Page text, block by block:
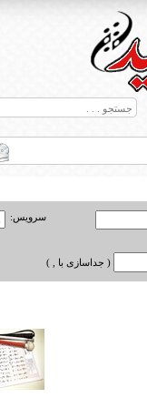
سرویس:
( جداسازی با , )